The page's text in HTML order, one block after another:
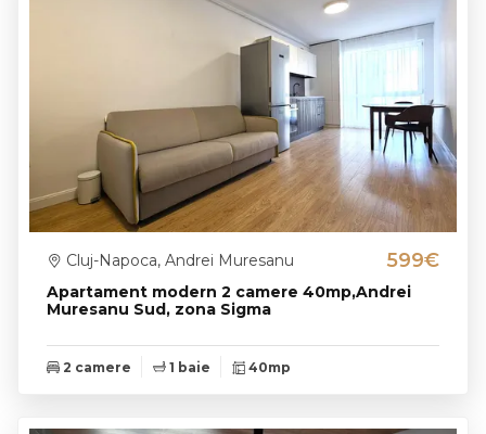
Apartament modern 2 camere 40mp,Andrei
Muresanu Sud, zona Sigma
Cluj-Napoca, Andrei Muresanu 599€
2 camere 1 baie 40mp